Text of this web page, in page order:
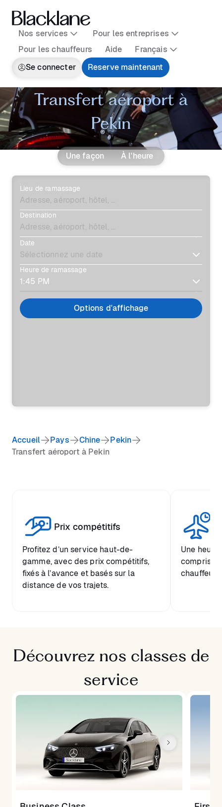
Nos services
Pour les entreprises
Pour les chauffeurs
Aide
Français
Se connecter
Reserve maintenant
Transfert aéroport à
Pekin
Une façon À l'heure
Lieu de ramassage
Destination
Date
Heure de ramassage
Options d'affichage
Accueil Pays Chine
Pekin
Transfert aéroport à Pekin
Prix compétitifs
Profitez d’un service haut-de-
gamme, avec des prix compétitifs,
fixés à l’avance et basés sur la
distance de vos trajets.
Une heure
comprise
chauffeur.
Découvrez nos classes de
service